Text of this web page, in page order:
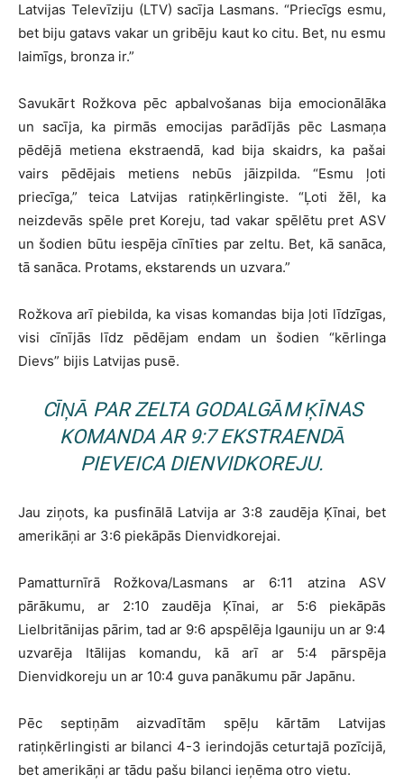
Latvijas Televīziju (LTV) sacīja Lasmans. “Priecīgs esmu,
bet biju gatavs vakar un gribēju kaut ko citu. Bet, nu esmu
laimīgs, bronza ir.”
Savukārt Rožkova pēc apbalvošanas bija emocionālāka
un sacīja, ka pirmās emocijas parādījās pēc Lasmaņa
pēdējā metiena ekstraendā, kad bija skaidrs, ka pašai
vairs pēdējais metiens nebūs jāizpilda. “Esmu ļoti
priecīga,” teica Latvijas ratiņkērlingiste. “Ļoti žēl, ka
neizdevās spēle pret Koreju, tad vakar spēlētu pret ASV
un šodien būtu iespēja cīnīties par zeltu. Bet, kā sanāca,
tā sanāca. Protams, ekstarends un uzvara.”
Rožkova arī piebilda, ka visas komandas bija ļoti līdzīgas,
visi cīnījās līdz pēdējam endam un šodien “kērlinga
Dievs” bijis Latvijas pusē.
CĪŅĀ PAR ZELTA GODALGĀM ĶĪNAS
KOMANDA AR 9:7 EKSTRAENDĀ
PIEVEICA DIENVIDKOREJU.
Jau ziņots, ka pusfinālā Latvija ar 3:8 zaudēja Ķīnai, bet
amerikāņi ar 3:6 piekāpās Dienvidkorejai.
Pamatturnīrā Rožkova/Lasmans ar 6:11 atzina ASV
pārākumu, ar 2:10 zaudēja Ķīnai, ar 5:6 piekāpās
Lielbritānijas pārim, tad ar 9:6 apspēlēja Igauniju un ar 9:4
uzvarēja Itālijas komandu, kā arī ar 5:4 pārspēja
Dienvidkoreju un ar 10:4 guva panākumu pār Japānu.
Pēc septiņām aizvadītām spēļu kārtām Latvijas
ratiņkērlingisti ar bilanci 4-3 ierindojās ceturtajā pozīcijā,
bet amerikāņi ar tādu pašu bilanci ieņēma otro vietu.